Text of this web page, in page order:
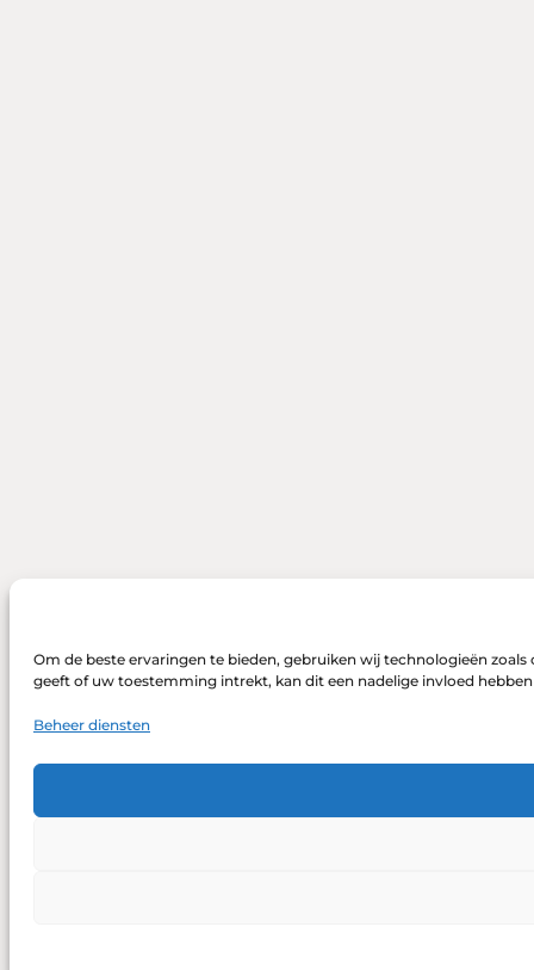
Om de beste ervaringen te bieden, gebruiken wij technologieën
geeft of uw toestemming intrekt, kan dit een nadelige invloed
Beheer diensten